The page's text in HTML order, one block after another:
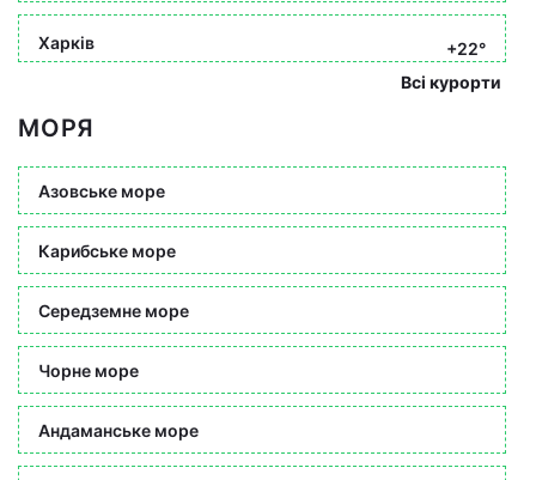
Харків
+22°
Всі курорти
МОРЯ
Азовське море
Карибське море
Середземне море
Чорне море
Андаманське море